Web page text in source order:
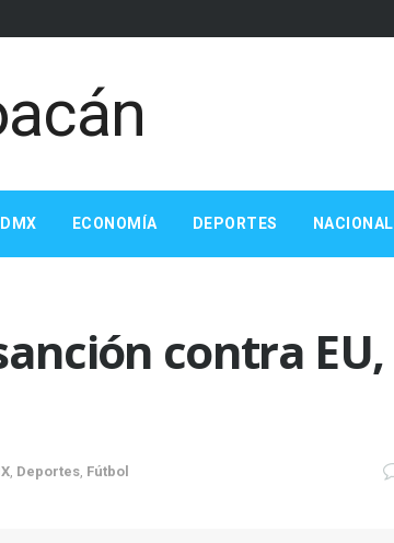
ECONOMÍA DEPORTES NACIONAL
contra EU,
Deportes Fútbol